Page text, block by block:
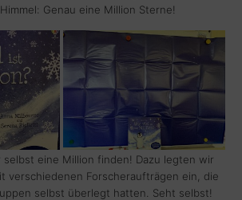
Genau eine Million Sterne!
eine Million finden! Dazu legten wir
verschiedenen Forscheraufträgen ein, die
selbst überlegt hatten. Seht selbst!